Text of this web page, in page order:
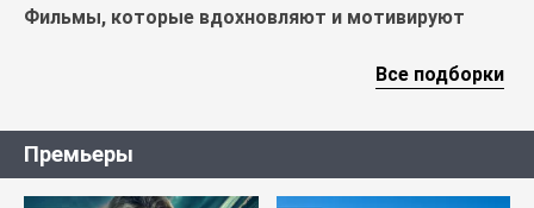
Фильмы, которые вдохновляют и мотивируют
Все подборки
Премьеры